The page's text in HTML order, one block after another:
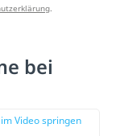
.
bei
im Video springen